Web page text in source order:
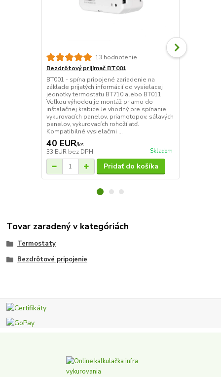
13 hodnotenie
Bezdrôtový prijímač BT001
BT001 - spína pripojené zariadenie na
základe prijatých informácií od vysielacej
jednotky termostatu BT710 alebo BT011.
Veľkou výhodou je montáž priamo do
inštalačnej krabice.Je vhodný pre spínanie
vykurovacích panelov, priamotopov, sálavých
panelov, vykurovacích rohoží atď.
Kompatibilné vysielačmi ...
40 EUR/ks
33 EUR bez DPH Skladom
Pridať do košíka
Tovar zaradený v kategóriách
Termostaty
Bezdrôtové pripojenie